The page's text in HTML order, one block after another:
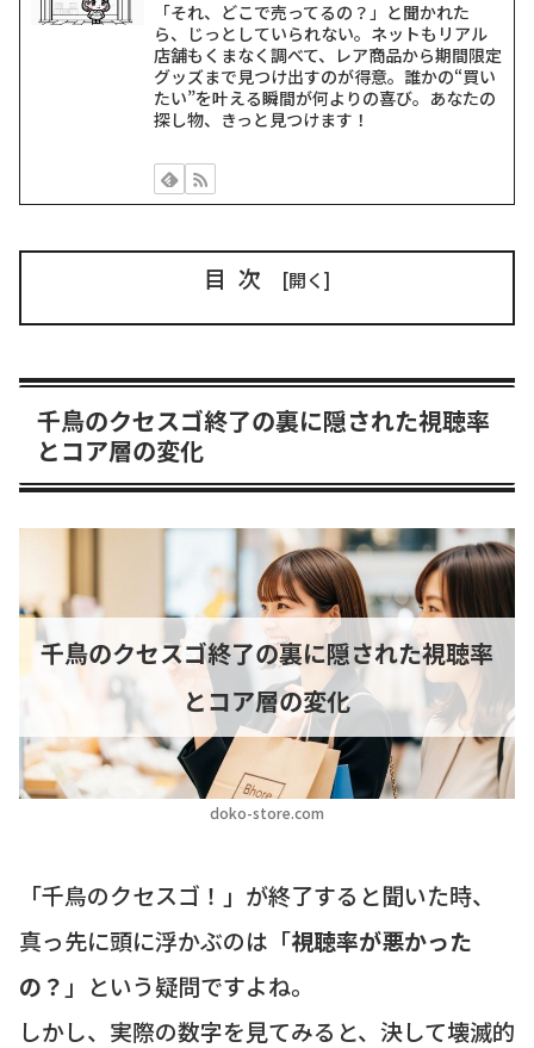
「それ、どこで売ってるの？」と聞かれた
ら、じっとしていられない。ネットもリアル
店舗もくまなく調べて、レア商品から期間限定
グッズまで見つけ出すのが得意。誰かの“買い
たい”を叶える瞬間が何よりの喜び。あなたの
探し物、きっと見つけます！
目次
千鳥のクセスゴ終了の裏に隠された視聴率
とコア層の変化
doko-store.com
千鳥のクセスゴ終了の裏に隠された視聴率
とコア層の変化
「千鳥のクセスゴ！」が終了すると聞いた時、
真っ先に頭に浮かぶのは「視聴率が悪かった
の？ 」という疑問ですよね。
しかし、実際の数字を見てみると、決して壊滅的